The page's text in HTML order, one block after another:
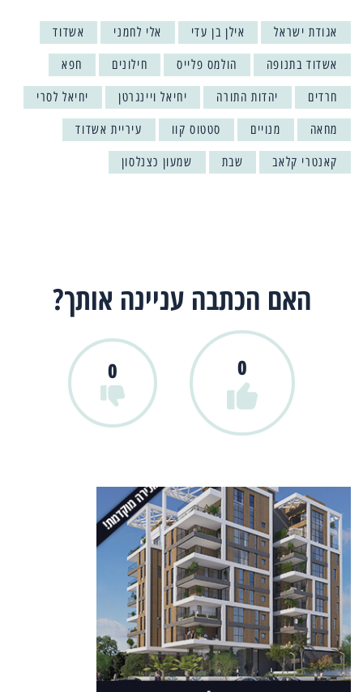
אגודת ישראל אילן בן עדי אלי לחמני אשדוד
אשדוד בתנופה הולמס פלייס חילונים חפא
חרדים יהדות התורה יחיאל ויינגרטן יחיאל לסרי
מחאה מנויים סטטוס קוו עיריית אשדוד
קאנטרי קלאב שבת שמעון כצנלסון
האם הכתבה עניינה אותך?
0
0